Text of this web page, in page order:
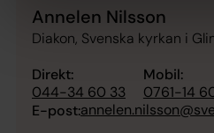
Annelen Nilsson
Diakon, Svenska kyrkan i
Direkt:
044-34 60 33
Mobil:
0761-14
E-post: